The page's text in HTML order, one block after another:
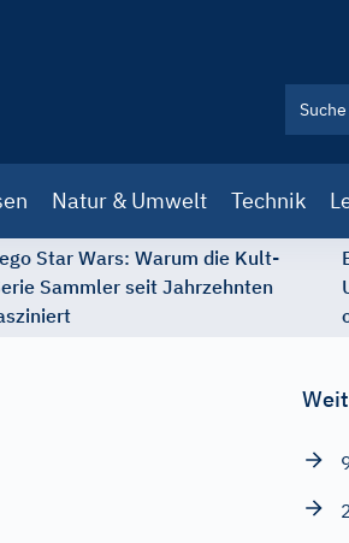
Natur & Umwelt Technik
Star Wars: Warum die Kult-
Sammler seit Jahrzehnten